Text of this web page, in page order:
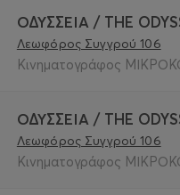
ΟΔΥΣΣΕΙΑ / THE
Λεωφόρος Συγγρού 106
Κινηματογράφος
ΟΔΥΣΣΕΙΑ / THE
Λεωφόρος Συγγρού 106
Κινηματογράφος